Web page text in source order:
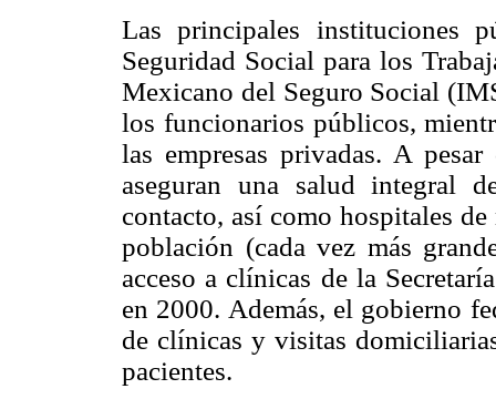
Las principales instituciones
Seguridad Social para los
Mexicano del Seguro Social
los funcionarios públicos,
las empresas privadas. A
aseguran una salud integral
contacto, así como hospitales
población (cada vez más
acceso a clínicas de la
en 2000. Además, el gobierno
de clínicas y visitas
pacientes.